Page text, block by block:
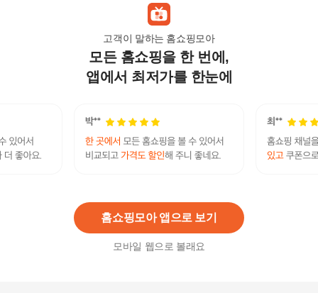
고객이 말하는 홈쇼핑모아
모든 홈쇼핑을 한 번에,
앱에서 최저가를 한눈에
홈쇼핑모아 앱으로 보기
모바일 웹으로 볼래요
미니홈보풀제거기 미니 휴대용 보풀제거기 가벼운
건전지
22,580 원
(제이북스) 미니홈피 블로그를 요리하는 포토샵 레
3%15,720원